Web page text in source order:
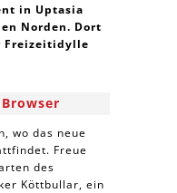
in Uptasia
Norden. Dort
Freizeitidylle
wo das neue
Freue
des
Köttbullar, ein